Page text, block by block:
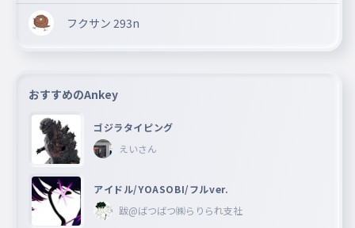
フクサン 293n
おすすめのAnkey
ゴジラタイピング
えいさん
アイドル/YOASOBI/フルver.
跋@ばつばつ㈱らりられ支社